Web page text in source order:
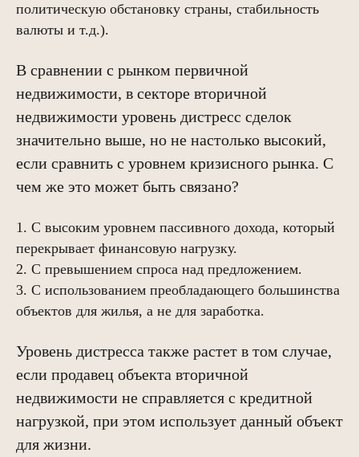
политическую обстановку страны, стабильность
валюты и т.д.).
В сравнении с рынком первичной
недвижимости, в секторе вторичной
недвижимости уровень дистресс сделок
значительно выше, но не настолько высокий,
если сравнить с уровнем кризисного рынка. С
чем же это может быть связано?
1. С высоким уровнем пассивного дохода, который
перекрывает финансовую нагрузку.
2. С превышением спроса над предложением.
3. С использованием преобладающего большинства
объектов для жилья, а не для заработка.
Уровень дистресса также растет в том случае,
если продавец объекта вторичной
недвижимости не справляется с кредитной
нагрузкой, при этом использует данный объект
для жизни.
+7 (812) 614-11-90
cbo@academia-group.ru
Построить маршрут
ПроектыО группе компанийРабота с ОКНДубай
Гостиничный оператор
Сведения на сайте носят информационный характер.
ознакомительный характер и могут отличаться от фактических
проектных решений, реализуемых застройщиком. Не является
офертой или публичной офертой в соответствии со ст. 435, п. 2 ст.
437 ГК РФ.